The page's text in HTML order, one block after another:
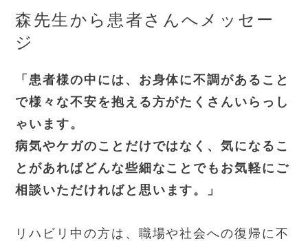
森先生から患者さんへメッセー
ジ
「患者様の中には、お身体に不調があること
で様々な不安を抱える方がたくさんいらっし
ゃいます。
病気やケガのことだけではなく、気になるこ
とがあればどんな些細なことでもお気軽にご
相談いただければと思います。 」
リハビリ中の方は、職場や社会への復帰に不